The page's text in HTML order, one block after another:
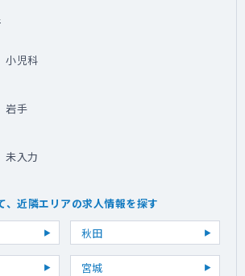
小児科
岩手
未入力
、近隣エリアの求人情報を探す
秋田
宮城